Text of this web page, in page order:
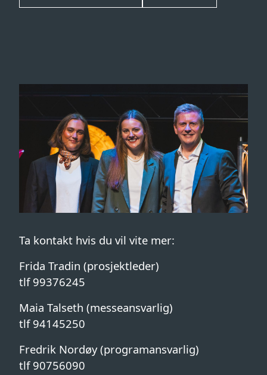
Ta kontakt hvis du vil vite mer:
Frida Tradin (prosjektleder)
tlf 99376245
Maia Talseth (messeansvarlig)
tlf 94145250
Fredrik Nordøy (programansvarlig)
tlf 90756090